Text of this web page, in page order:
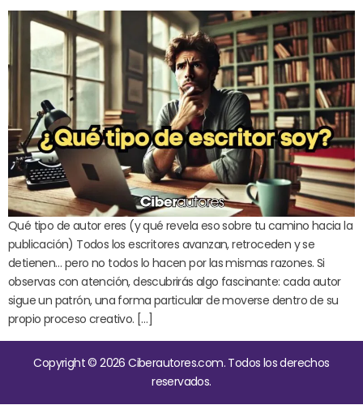
Qué tipo de autor eres (y qué revela eso sobre tu camino hacia la
publicación) Todos los escritores avanzan, retroceden y se
detienen… pero no todos lo hacen por las mismas razones. Si
observas con atención, descubrirás algo fascinante: cada autor
sigue un patrón, una forma particular de moverse dentro de su
propio proceso creativo. […]
Copyright © 2026 Ciberautores.com. Todos los derechos
reservados.